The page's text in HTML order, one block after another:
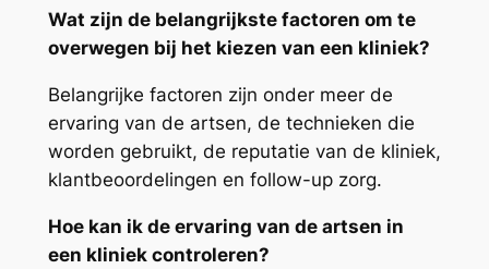
Wat zijn de belangrijkste factoren om te
overwegen bij het kiezen van een kliniek?
Belangrijke factoren zijn onder meer de
ervaring van de artsen, de technieken die
worden gebruikt, de reputatie van de kliniek,
klantbeoordelingen en follow-up zorg.
Hoe kan ik de ervaring van de artsen in
een kliniek controleren?